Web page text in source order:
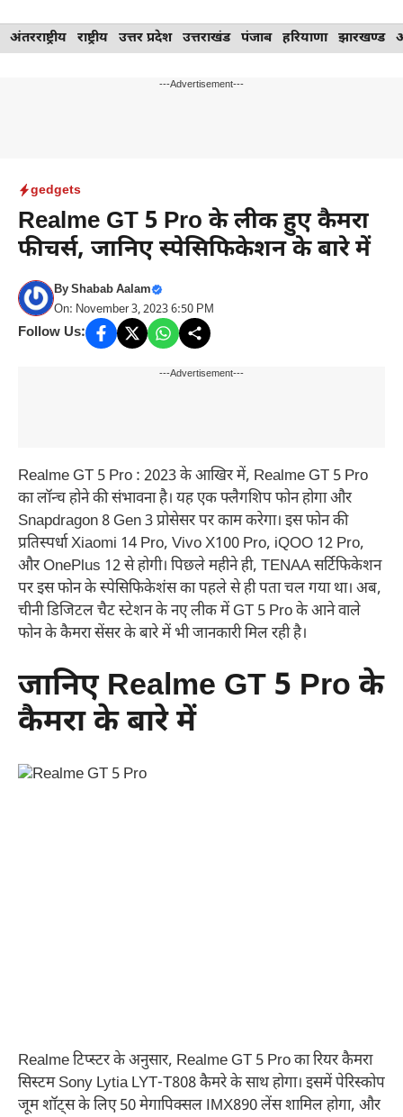
Skip
to
अंतरराष्ट्रीय राष्ट्रीय उत्तर प्रदेश उत्तराखंड पंजाब हरियाणा झारखण्ड
---Advertisement---
gedgets
Realme GT 5 Pro के लीक हुए कैमरा
फीचर्स, जानिए स्पेसिफिकेशन के बारे में
ByShabab Aalam
On: November 3, 2023 6:50 PM
Follow Us:
---Advertisement---
Realme GT 5 Pro : 2023 के आखिर में, Realme GT 5 Pro
का लॉन्च होने की संभावना है। यह एक फ्लैगशिप फोन होगा और
Snapdragon 8 Gen 3 प्रोसेसर पर काम करेगा। इस फोन की
प्रतिस्पर्धा Xiaomi 14 Pro, Vivo X100 Pro, iQOO 12 Pro,
और OnePlus 12 से होगी। पिछले महीने ही, TENAA सर्टिफिकेशन
पर इस फोन के स्पेसिफिकेशंस का पहले से ही पता चल गया था। अब,
चीनी डिजिटल चैट स्टेशन के नए लीक में GT 5 Pro के आने वाले
फोन के कैमरा सेंसर के बारे में भी जानकारी मिल रही है।
जानिए Realme GT 5 Pro के
कैमरा के बारे में
Realme टिप्स्टर के अनुसार, Realme GT 5 Pro का रियर कैमरा
सिस्टम Sony Lytia LYT-T808 कैमरे के साथ होगा। इसमें पेरिस्कोप
जूम शॉट्स के लिए 50 मेगापिक्सल IMX890 लेंस शामिल होगा, और